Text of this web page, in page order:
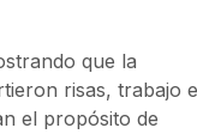
que la
risas, trabajo
el propósito de